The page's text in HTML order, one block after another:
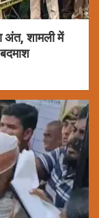
अंत, शामली में